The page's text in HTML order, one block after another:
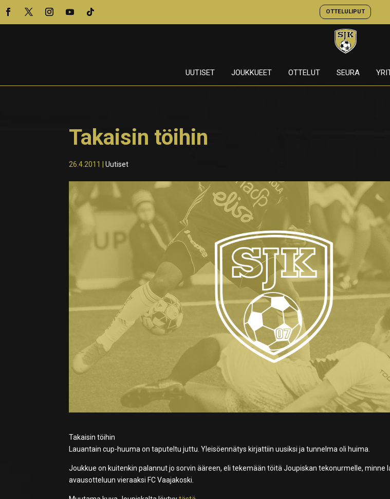
OTTELULIPUT
UUTISET JOUKKUEET OTTELUT SEURA
Takaisin töihin
26.4.2011 |Uutiset
Takaisin töihin
Lauantain cup-huuma on taputeltu juttu. Yleisöennätys kirjattiin uusiksi ja tunnelma oli huima.
Joukkue on kuitenkin palannut jo sorvin ääreen, eli tekemään töitä Joupiskan tekonurmelle, minne
avausotteluun vieraaksi FC Vaajakoski.